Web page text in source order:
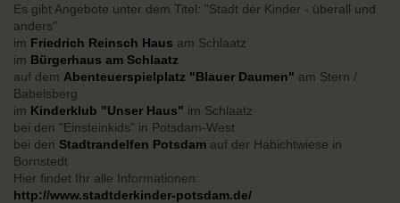
Es gibt Angebote unter dem Titel: "Stadt der Kinder - überall und
anders"
im Friedrich Reinsch Haus am Schlaatz
im Bürgerhaus am Schlaatz
auf dem Abenteuerspielplatz "Blauer Daumen" am Stern /
Babelsberg
im Kinderklub "Unser Haus" im Schlaatz
bei den "Einsteinkids" in Potsdam-West
bei den Stadtrandelfen Potsdam auf der Habichtwiese in
Bornstedt
Hier findet Ihr alle Informationen:
http://www.stadtderkinder-potsdam.de/